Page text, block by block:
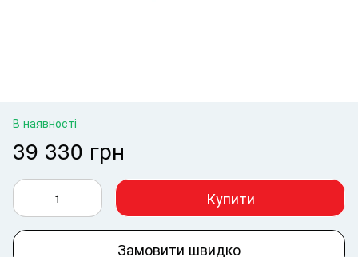
В наявності
39 330 грн
Купити
Замовити швидко